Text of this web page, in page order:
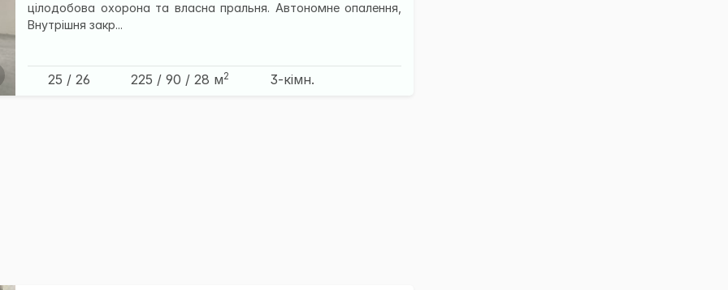
цілодобова охорона та власна пральня. Автономне опалення,
Внутрішня закр...
25 / 26 225 / 90 / 28 м2 3-кімн.